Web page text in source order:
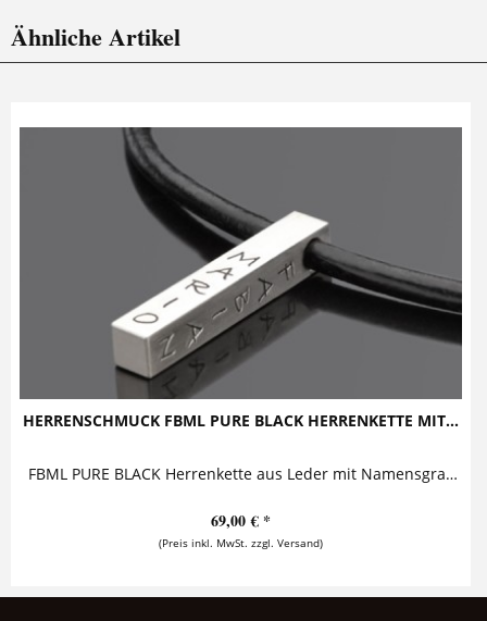
Ähnliche Artikel
HERRENSCHMUCK FBML PURE BLACK HERRENKETTE MIT...
FBML PURE BLACK Herrenkette aus Leder mit Namensgravur Herrenkette mit Gravur, bestehend aus einem massiven Silberbarren, beprägt mit bis zu...
69,00 € *
(Preis inkl. MwSt. zzgl. Versand)